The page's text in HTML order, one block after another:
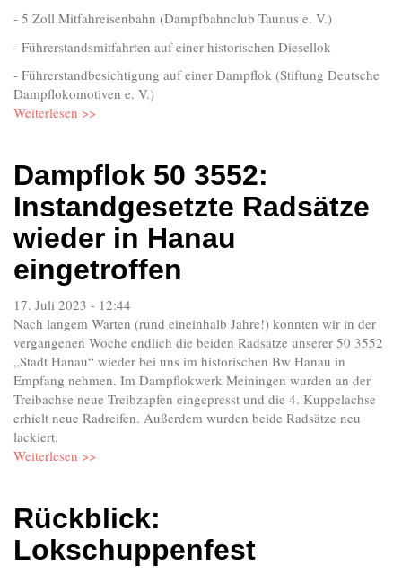
- 5 Zoll Mitfahreisenbahn (Dampfbahnclub Taunus e. V.)
- Führerstandsmitfahrten auf einer historischen Diesellok
- Führerstandbesichtigung auf einer Dampflok (Stiftung Deutsche
Dampflokomotiven e. V.)
Weiterlesen >>
Dampflok 50 3552:
Instandgesetzte Radsätze
wieder in Hanau
eingetroffen
17. Juli 2023 - 12:44
Nach langem Warten (rund eineinhalb Jahre!) konnten wir in der
vergangenen Woche endlich die beiden Radsätze unserer 50 3552
„Stadt Hanau“ wieder bei uns im historischen Bw Hanau in
Empfang nehmen. Im Dampflokwerk Meiningen wurden an der
Treibachse neue Treibzapfen eingepresst und die 4. Kuppelachse
erhielt neue Radreifen. Außerdem wurden beide Radsätze neu
lackiert.
Weiterlesen >>
Rückblick:
Lokschuppenfest